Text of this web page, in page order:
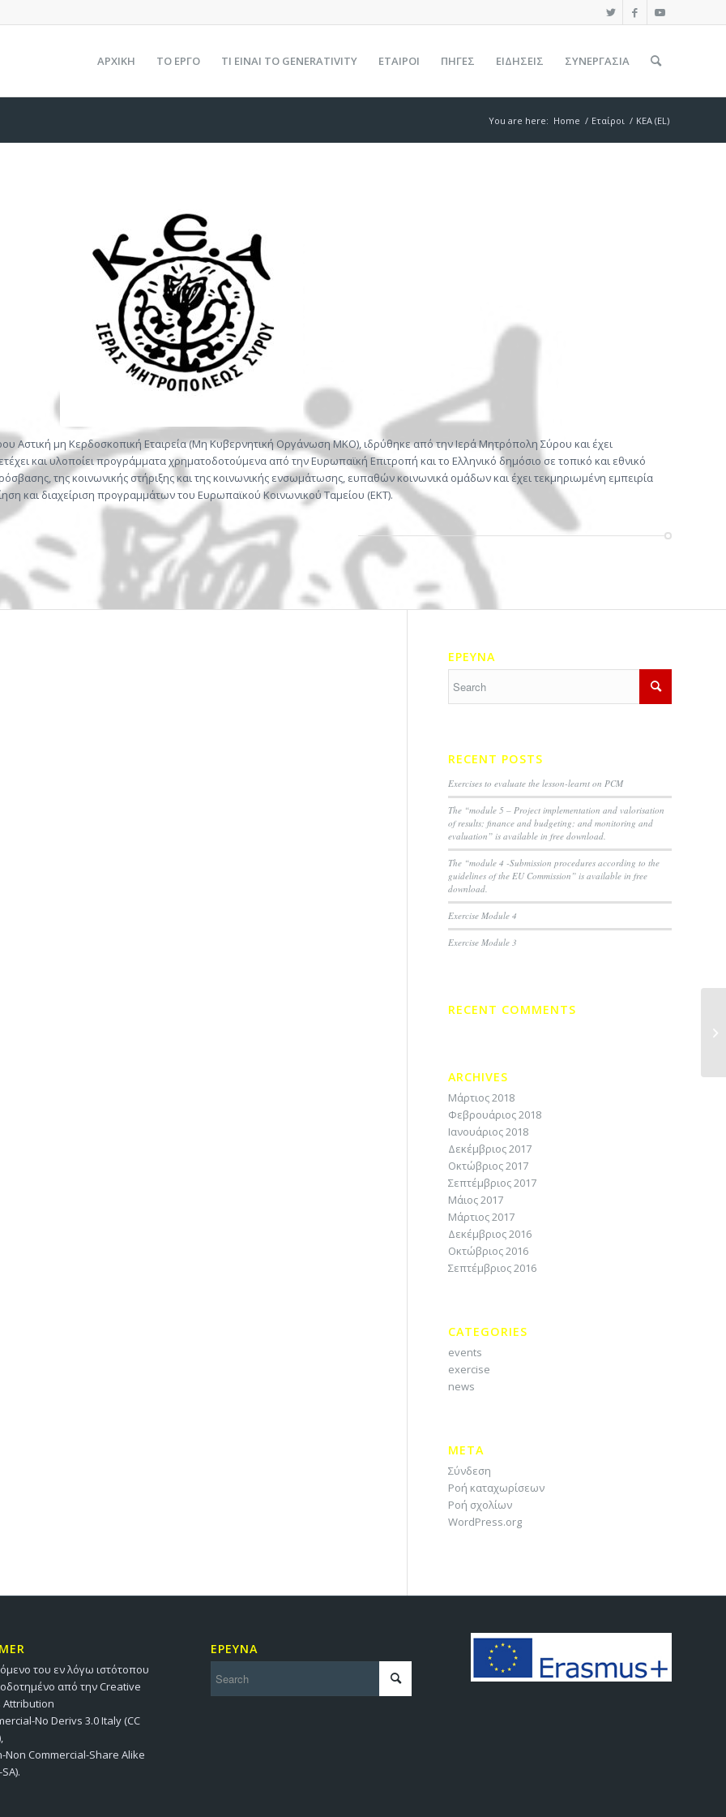
ΑΡΧΙΚΗ ΤΟ ΕΡΓΟ ΤΙ ΕΙΝΑΙ ΤΟ GENERATIVITY ΕΤΑΊΡΟΙ ΠΗΓΕΣ ΕΙΔΉΣΕΙΣ ΣΥΝΕΡΓΑΣΙΑ
You are here: Home / Εταίροι / KEA (EL)
Αστική μη Κερδοσκοπική Εταιρεία (Μη Κυβερνητική Οργάνωση ΜΚΟ), ιδρύθηκε από την Ιερά Μητρόπολη Σύρου και έχει
και υλοποίει προγράμματα χρηματοδοτούμενα από την Ευρωπαϊκή Επιτροπή και το Ελληνικό δημόσιο σε τοπικό και εθνικό
της κοινωνικής στήριξης και της κοινωνικής ενσωμάτωσης, ευπαθών κοινωνικά ομάδων και έχει τεκμηριωμένη εμπειρία
και διαχείριση προγραμμάτων του Ευρωπαϊκού Κοινωνικού Ταμείου (ΕΚΤ).
ΕΡΕΥΝΑ
RECENT POSTS
Exercises to evaluate the lesson-learnt on PCM
The “module 5 – Project implementation and valorisation
of results; finance and budgeting; and monitoring and
evaluation” is available in free download.
The “module 4 -Submission procedures according to the
guidelines of the EU Commission” is available in free
download.
Exercise Module 4
Exercise Module 3
RECENT COMMENTS
ARCHIVES
Μάρτιος 2018
Φεβρουάριος 2018
Ιανουάριος 2018
Δεκέμβριος 2017
Οκτώβριος 2017
Σεπτέμβριος 2017
Μάιος 2017
Μάρτιος 2017
Δεκέμβριος 2016
Οκτώβριος 2016
Σεπτέμβριος 2016
CATEGORIES
events
exercise
news
META
Σύνδεση
Ροή καταχωρίσεων
Ροή σχολίων
WordPress.org
του εν λόγω ιστότοπου
από την Creative
Attribution
No Derivs 3.0 Italy (CC
Non Commercial-Share Alike
ΕΡΕΥΝΑ